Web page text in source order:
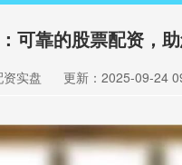
可靠的股票配资，
实盘 更新：2025-09-24